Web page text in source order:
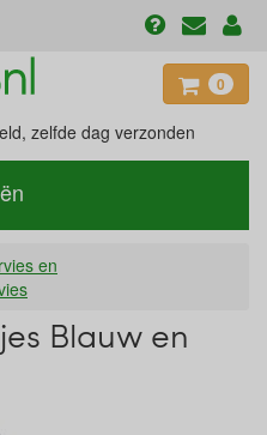
0
zelfde dag verzonden
en
Blauw en